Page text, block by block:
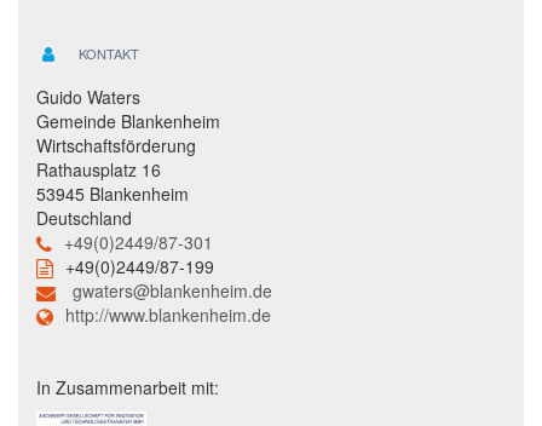
KONTAKT
Guido Waters
Gemeinde Blankenheim
Wirtschaftsförderung
Rathausplatz 16
53945 Blankenheim
Deutschland
+49(0)2449/87-301
+49(0)2449/87-199
gwaters@blankenheim.de
http://www.blankenheim.de
In Zusammenarbeit mit: